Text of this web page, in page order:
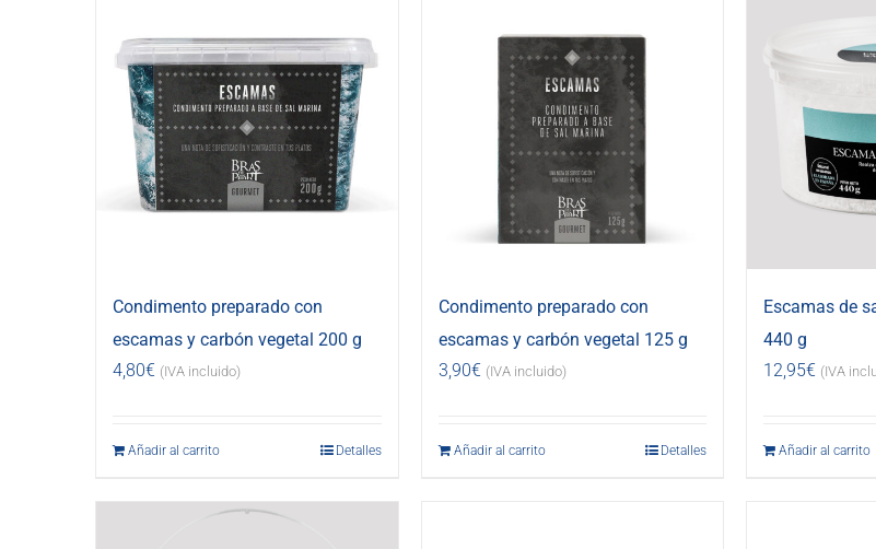
Condimento preparado con
escamas y carbón vegetal 200 g
4,80€ (IVA incluido)
Añadir al carrito Detalles
Condimento preparado con
escamas y carbón vegetal 125 g
3,90€ (IVA incluido)
Añadir al carrito Detalles
Escamas de
440 g
12,95€ (IVA
Añadir al carrito